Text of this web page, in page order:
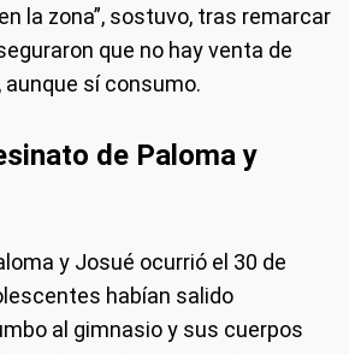
la zona”, sostuvo, tras remarcar
que no hay venta de
aunque sí consumo.
de Paloma y
y Josué ocurrió el 30 de
habían salido
al gimnasio y sus cuerpos